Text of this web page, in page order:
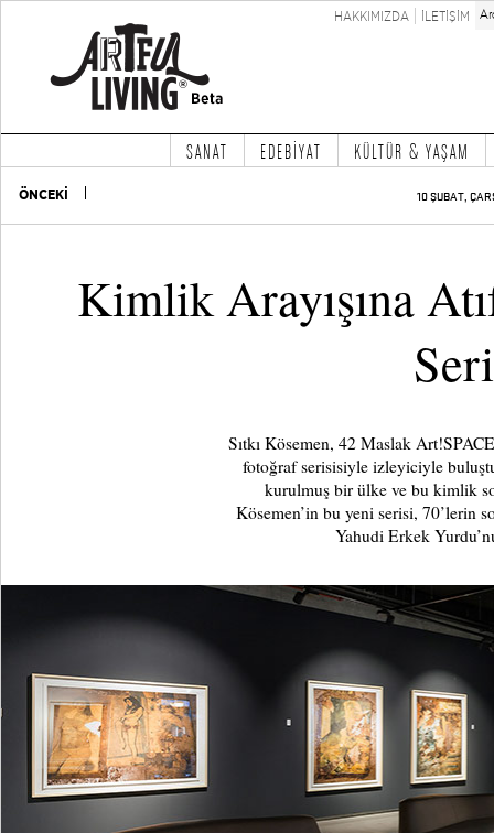
HAKKIMIZDA İLETİŞİM
SANAT EDEBİYAT KÜLTÜR & YAŞAM
ÖNCEKİ 10 ŞUBAT,
Kimlik Arayışına
Sıtkı Kösemen, 42 Maslak
fotoğraf serisisiyle izleyiciyle
kurulmuş bir ülke ve bu kimlik
Kösemen’in bu yeni serisi, 70’lerin
Yahudi Erkek